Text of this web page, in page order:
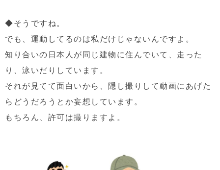
◆そうですね。
でも、運動してるのは私だけじゃないんですよ。
知り合いの日本人が同じ建物に住んでいて、走った
り、泳いだりしています。
それが見てて面白いから、隠し撮りして動画にあげた
らどうだろうとか妄想しています。
もちろん、許可は撮りますよ。